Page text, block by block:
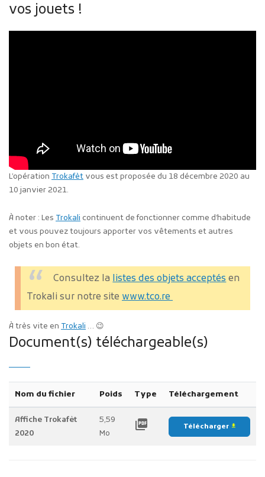
vos jouets !
L’opération Trokafèt vous est proposée du 18 décembre 2020 au
10 janvier 2021.
À noter : Les Trokali continuent de fonctionner comme d’habitude
et vous pouvez toujours apporter vos vêtements et autres
objets en bon état.
Consultez lalistes des objets acceptésen
Trokali sur notre site www.tco.re
À très vite en Trokali … 😉
Document(s) téléchargeable(s)
Nom du fichier Poids Type Téléchargement
Affiche Trokafèt
2020
5,59
Mo
picture_as_pdf Télécharger file_download